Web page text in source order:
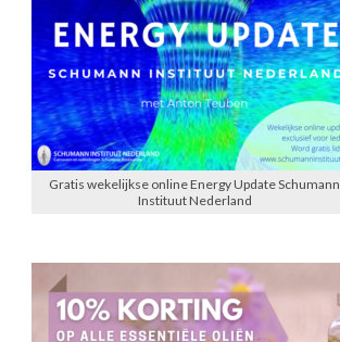
Gratis wekelijkse online Energy Update Schumann
Instituut Nederland